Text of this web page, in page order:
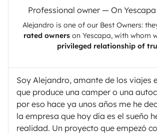
Professional owner — On Yescapa
Alejandro is one of our Best Owners:
rated ownerson Yescapa, with whom
privileged relationship of
Soy Alejandro, amante de los viajes
que produce una camper o una
por eso hace ya unos años me he
la empresa que hoy día es el sueño
realidad. Un proyecto que empezó